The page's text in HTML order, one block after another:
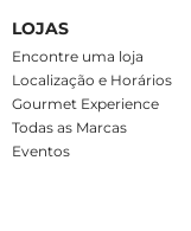
LOJAS
Encontre uma loja
Localização e Horários
Gourmet Experience
Todas as Marcas
Eventos